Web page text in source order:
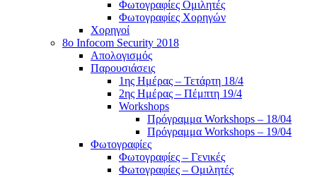
Φωτογραφίες Ομιλητές
Φωτογραφίες Χορηγών
Χορηγοί
8ο Infocom Security 2018
Απολογισμός
Παρουσιάσεις
1ης Ημέρας – Τετάρτη 18/4
2ης Ημέρας – Πέμπτη 19/4
Workshops
Πρόγραμμα Workshops – 18/04
Πρόγραμμα Workshops – 19/04
Φωτογραφίες
Φωτογραφίες – Γενικές
Φωτογραφίες – Ομιλητές